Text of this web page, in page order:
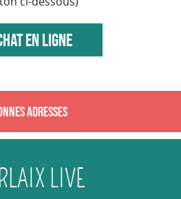
EN LIGNE
ADRESSES
LIVE